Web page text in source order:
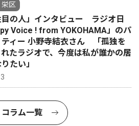
栄区
目の人」インタビュー ラジオ日
Voice ! from YOKOHAMA」のパ
ティー 小野寺結衣さん 「孤独を
たラジオで、今度は私が誰かの居
たい」
コラム一覧